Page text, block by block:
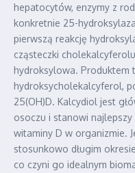
hepatocytów, enzymy z
konkretnie 25-hydroksylaza
pierwszą reakcję
cząsteczki
hydroksylowa. Produktem
hydroksycholekalcyferol,
25(OH)D. Kalcydiol jest
osoczu i stanowi
witaminy D w organizmie.
stosunkowo długim
co czyni go idealnym